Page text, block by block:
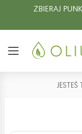
ZBIERAJ
Menu
JESTEŚ